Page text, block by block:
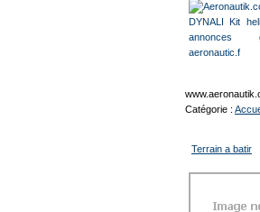
Catégorie :
Terrain a batir